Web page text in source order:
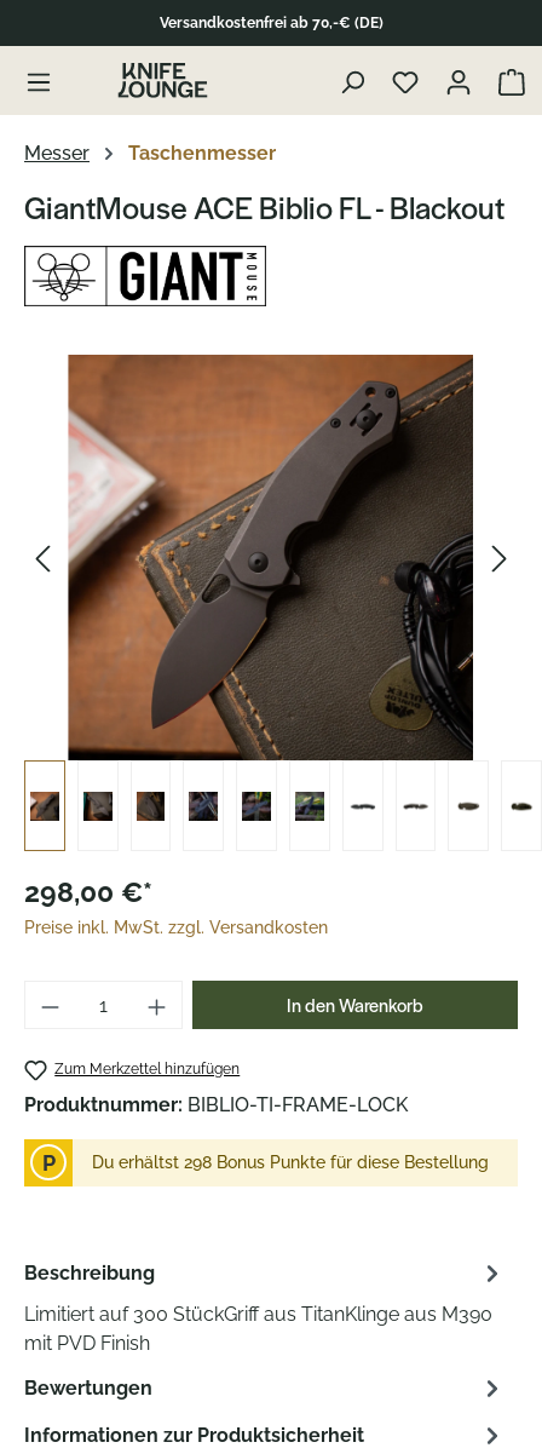
Zum Produktinhalt springenVersandkostenfrei ab 70,-€ (DE)
Messer Taschenmesser
GiantMouse ACE Biblio FL - Blackout
298,00 €*
Preise inkl. MwSt. zzgl. Versandkosten
Produkt Anzahl: Gib den gewünschten
In den Warenkorb
Zum Merkzettel hinzufügen
Produktnummer: BIBLIO-TI-FRAME-LOCK
P Du erhältst 298 Bonus Punkte für diese Bestellung
Beschreibung
Limitiert auf 300 StückGriff aus TitanKlinge aus M390
mit PVD Finish
Bewertungen
Informationen zur Produktsicherheit